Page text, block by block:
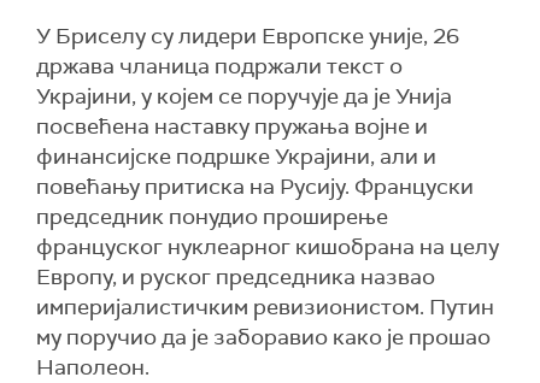
У Бриселу су лидери Европске уније, 26
држава чланица подржали текст о
Украјини, у којем се поручује да је Унија
посвећена наставку пружања војне и
финансијске подршке Украјини, али и
повећању притиска на Русију. Француски
председник понудио проширење
француског нуклеарног кишобрана на целу
Европу, и руског председника назвао
империјалистичким ревизионистом. Путин
му поручио да је заборавио како је прошао
Наполеон.